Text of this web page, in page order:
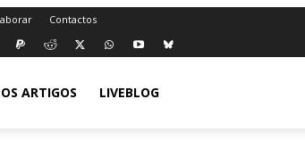
Contactos
ARTIGOS LIVEBLOG